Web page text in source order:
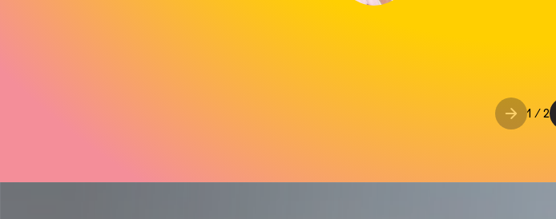
1 /2